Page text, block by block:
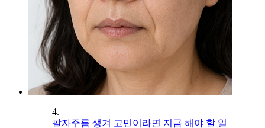
4.
팔자주름 생겨 고민이라면 지금 해야 할 일